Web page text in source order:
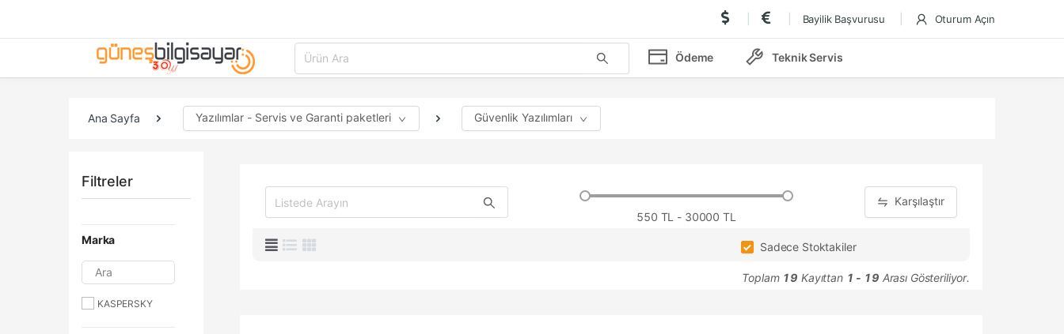
Bayilik Başvurusu Oturum Açın
Ödeme Teknik Servis
Ana Sayfa Yazılımlar - Servis ve Garanti paketleri Güvenlik Yazılımları
Filtreler
Marka
Ara
KASPERSKY
550 TL - 30000 TL
Karşılaştır
Sadece Stoktakiler
Toplam 19 Kayıttan 1 - 19 Arası Gösteriliyor.